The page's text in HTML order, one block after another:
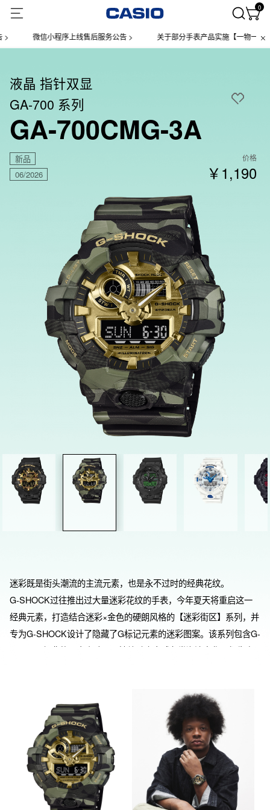
0
微信小程序上线售后服务公告 > 关于部分手表产品实施【一物一码】管
液晶 指针双显
GA-700 系列
GA-700CMG-3A
新品
06/2026
价格
￥1,190
迷彩既是街头潮流的主流元素，也是永不过时的经典花纹。
G‑SHOCK过往推出过大量迷彩花纹的手表，今年夏天将重启这一
经典元素，打造结合迷彩×金色的硬朗风格的【迷彩街区】系列，并
专为G-SHOCK设计了隐藏了G标记元素的迷彩图案。该系列包含G-
SHOCK 经典的两大表脸：以持续融合全球各类潮流文化、衍生多
GM‑6900CMG‑3：搭配金色金属表圈与金色镀膜表盘，对经分区抛
光提升金属质感的不锈钢表圈施以金色IP处理，再通过激光蚀刻局
部呈现迷彩图案。通过在异材质上使用迷彩图案，彰显街头潮流的
设计精髓。 DW-6900CMG-3：融合原创迷彩图案与金色点缀色。
表盘文字也进行了改动，将经典型号焕新升级。 GA-700CMG-
3A：在表圈与表带上采用多角度印刷呈现原创迷彩图案，表盘通过
蒸镀工艺着色为具有光泽感的金色。从外装的凹凸到立体的指针、